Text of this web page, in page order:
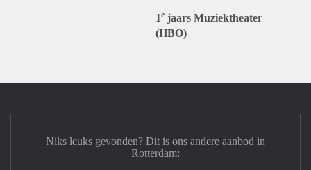
1e jaars Muziektheater
(HBO)
Niks leuks gevonden? Dit is ons andere aanbod in
Rotterdam: